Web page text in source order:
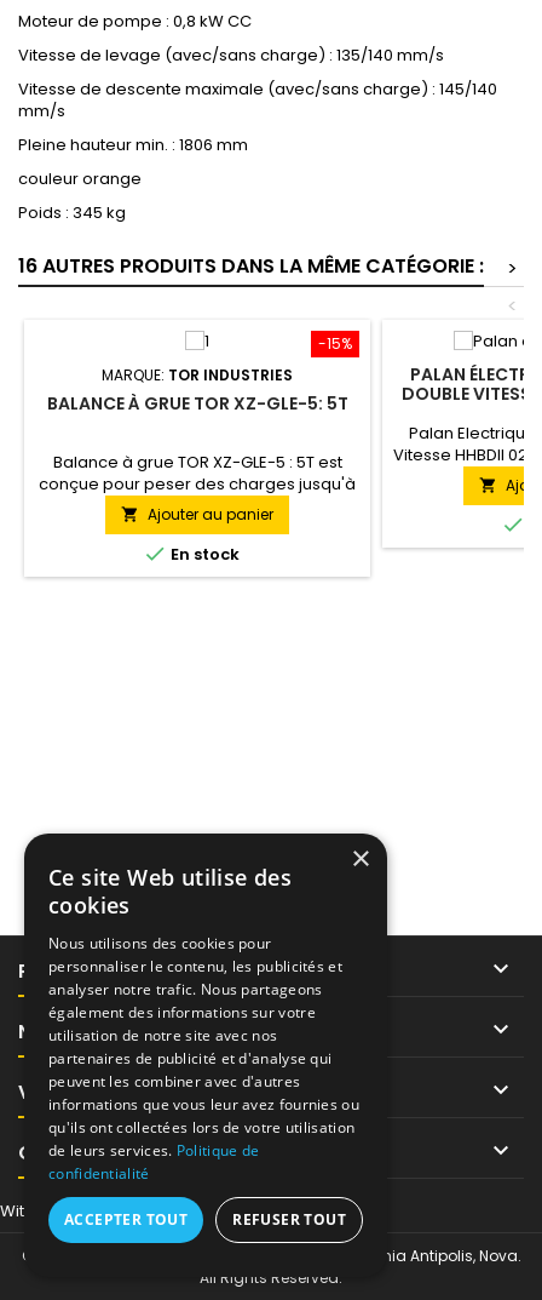
Moteur de pompe : 0,8 kW CC
Vitesse de levage (avec/sans charge) : 135/140 mm/s
Vitesse de descente maximale (avec/sans charge) : 145/140
mm/s
Pleine hauteur min. : 1806 mm
couleur orange
Poids : 345 kg
16 AUTRES PRODUITS DANS LA MÊME CATÉGORIE :
>
<
-15%
MARQUE: TOR INDUSTRIES
BALANCE À GRUE TOR XZ-GLE-5: 5T
Balance à grue TOR XZ-GLE-5 : 5T est
conçue pour peser des charges jusqu'à
5 tonnes à l'aide d'un palan ou d'une
 Ajouter au panier
 En stock
PALAN
DOUBLE
Palan
Vitesse HHBDII
électrique à
est un palan
moderne
soulever des


PRODUITS 
NOTRE SOCIÉTÉ 
VOTRE COMPTE 
CONTACT 
Withdraw from contract here
© Copyright 2026 Tor-Industries chez Regus Sophia Antipolis, Nova.
All Rights Reserved.
×
Ce site Web utilise des
cookies
Nous utilisons des cookies pour
personnaliser le contenu, les publicités et
analyser notre trafic. Nous partageons
également des informations sur votre
utilisation de notre site avec nos
partenaires de publicité et d'analyse qui
peuvent les combiner avec d'autres
informations que vous leur avez fournies ou
qu'ils ont collectées lors de votre utilisation
de leurs services. Politique de
confidentialité
ACCEPTER TOUT REFUSER TOUT